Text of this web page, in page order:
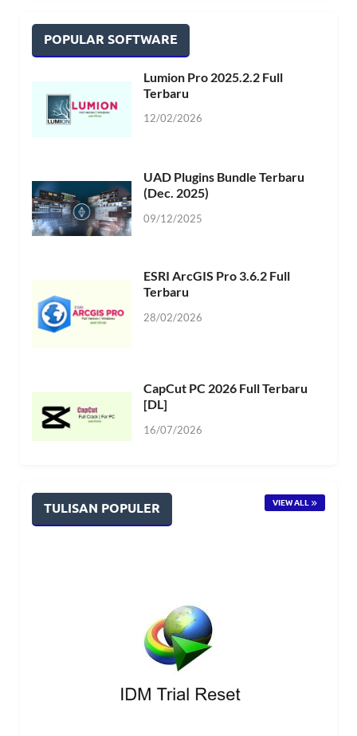
POPULAR SOFTWARE
Lumion Pro 2025.2.2 Full
Terbaru
12/02/2026
UAD Plugins Bundle Terbaru
(Dec. 2025)
09/12/2025
ESRI ArcGIS Pro 3.6.2 Full
Terbaru
28/02/2026
CapCut PC 2026 Full Terbaru
[DL]
16/07/2026
TULISAN POPULER VIEW ALL